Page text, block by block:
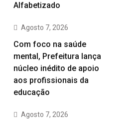
Alfabetizado
Agosto 7, 2026
Com foco na saúde
mental, Prefeitura lança
núcleo inédito de apoio
aos profissionais da
educação
Agosto 7, 2026